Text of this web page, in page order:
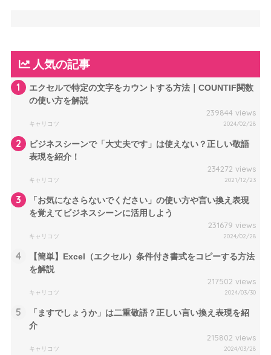
人気の記事
1
エクセルで特定の文字をカウントする方法｜COUNTIF関数
の使い方を解説
239844 views
キャリコツ 2024/02/28
2
ビジネスシーンで「大丈夫です」は使えない？正しい敬語
表現を紹介！
234272 views
キャリコツ 2021/12/23
3
「お気になさらないでください」の使い方や言い換え表現
を覚えてビジネスシーンに活用しよう
231679 views
キャリコツ 2024/02/28
4
【簡単】Excel（エクセル）条件付き書式をコピーする方法
を解説
217502 views
キャリコツ 2024/03/30
5
「ますでしょうか」は二重敬語？正しい言い換え表現を紹
介
215802 views
キャリコツ 2024/03/28